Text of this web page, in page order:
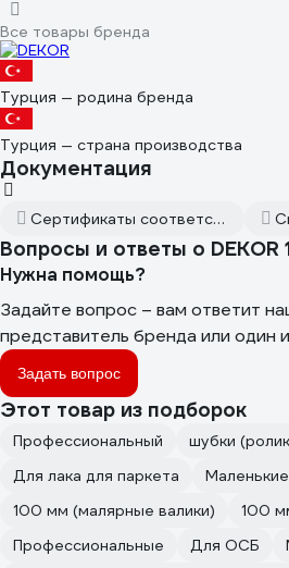
Все товары бренда
Турция — родина бренда
Турция — страна производства
Документация
Сертификаты соответствия
Вопросы и ответы о DEKOR
Нужна помощь?
Задайте вопрос – вам ответит
представитель бренда или один
Задать вопрос
Этот товар из подборок
Профессиональный шубки
Для лака для паркета
Маленькие
100 мм (малярные валики)
100
Профессиональные
Для ОСБ